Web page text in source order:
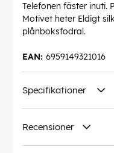
Telefonen fäster inuti.
Motivet heter Eldigt
plånboksfodral.
6959149321016
EAN:
Specifikationer
Recensioner